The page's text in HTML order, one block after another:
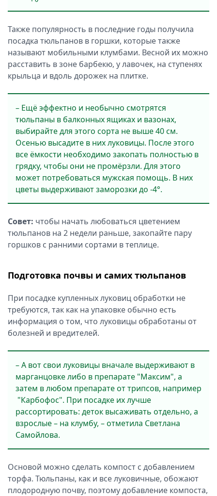
Также популярность в последние годы получила
посадка тюльпанов в горшки, которые также
называют мобильными клумбами. Весной их можно
расставить в зоне барбекю, у лавочек, на ступенях
крыльца и вдоль дорожек на плитке.
– Ещё эффектно и необычно смотрятся
тюльпаны в балконных ящиках и вазонах,
выбирайте для этого сорта не выше 40 см.
Осенью высадите в них луковицы. После этого
все ёмкости необходимо закопать полностью в
грядку, чтобы они не промёрзли. Для этого
может потребоваться мужская помощь. В них
цветы выдерживают заморозки до -4°.
Совет: чтобы начать любоваться цветением
тюльпанов на 2 недели раньше, закопайте пару
горшков с ранними сортами в теплице.
Подготовка почвы и самих тюльпанов
При посадке купленных луковиц обработки не
требуются, так как на упаковке обычно есть
информация о том, что луковицы обработаны от
болезней и вредителей.
– А вот свои луковицы вначале выдерживают в
марганцовке либо в препарате "Максим", а
затем в любом препарате от трипсов, например
"Карбофос". При посадке их лучше
рассортировать: деток высаживать отдельно, а
взрослые – на клумбу, – отметила Светлана
Самойлова.
Основой можно сделать компост с добавлением
торфа. Тюльпаны, как и все луковичные, обожают
плодородную почву, поэтому добавление компоста,